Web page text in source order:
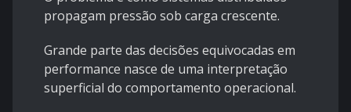
propagam pressão sob carga crescente.
Grande parte das decisões equivocadas em
performance nasce de uma interpretação
superficial do comportamento operacional.